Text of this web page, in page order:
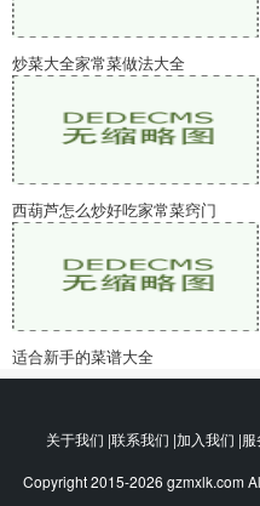
炒菜大全家常菜做法大全
西葫芦怎么炒好吃家常菜窍门
适合新手的菜谱大全
关于我们 |联系我们 |加入我们 |
Copyright 2015-2026 gzmxlk.com